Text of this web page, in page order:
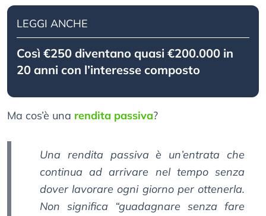
LEGGI ANCHE
Così €250 diventano quasi €200.000 in
20 anni con l’interesse composto
Ma cos’è una rendita passiva?
Una rendita passiva è un’entrata che
continua ad arrivare nel tempo senza
dover lavorare ogni giorno per ottenerla.
Non significa “guadagnare senza fare